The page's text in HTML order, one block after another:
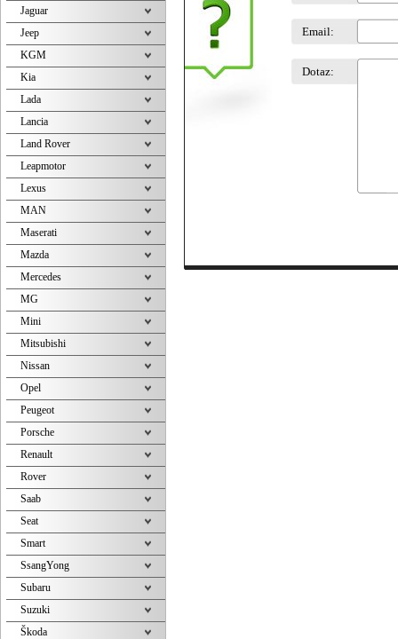
Email:
Dotaz:
Jaguar
Jeep
KGM
Kia
Lada
Lancia
Land Rover
Leapmotor
Lexus
MAN
Maserati
Mazda
Mercedes
MG
Mini
Mitsubishi
Nissan
Opel
Peugeot
Porsche
Renault
Rover
Saab
Seat
Smart
SsangYong
Subaru
Suzuki
Škoda